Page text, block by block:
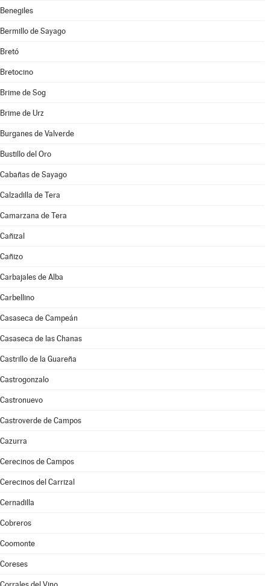
Benegiles
Bermillo de Sayago
Bretó
Bretocino
Brime de Sog
Brime de Urz
Burganes de Valverde
Bustillo del Oro
Cabañas de Sayago
Calzadilla de Tera
Camarzana de Tera
Cañizal
Cañizo
Carbajales de Alba
Carbellino
Casaseca de Campeán
Casaseca de las Chanas
Castrillo de la Guareña
Castrogonzalo
Castronuevo
Castroverde de Campos
Cazurra
Cerecinos de Campos
Cerecinos del Carrizal
Cernadilla
Cobreros
Coomonte
Coreses